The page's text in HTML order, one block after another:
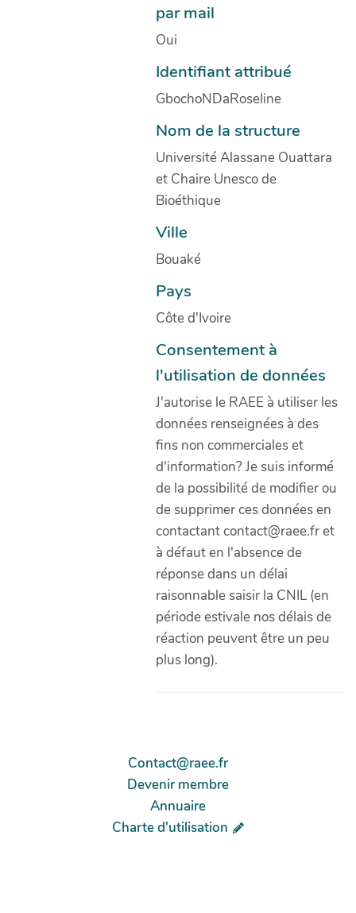
par mail
Oui
Identifiant attribué
GbochoNDaRoseline
Nom de la structure
Université Alassane Ouattara
et Chaire Unesco de
Bioéthique
Ville
Bouaké
Pays
Côte d'Ivoire
Consentement à
l'utilisation de données
J'autorise le RAEE à utiliser les
données renseignées à des
fins non commerciales et
d'information? Je suis informé
de la possibilité de modifier ou
de supprimer ces données en
contactant contact@raee.fr et
à défaut en l'absence de
réponse dans un délai
raisonnable saisir la CNIL (en
période estivale nos délais de
réaction peuvent être un peu
plus long).
Contact@raee.fr
Devenir membre
Annuaire
Charte d'utilisation